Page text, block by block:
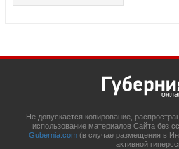
Не допускается копирование,
использование материалов Сайта без
Gubernia.com (в случае размещения в
активной